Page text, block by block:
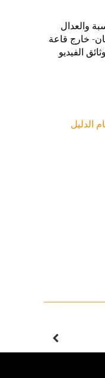
والعدال
خارج قاعة
الفيديو
الدليل